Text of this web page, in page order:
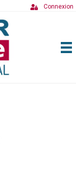
Connexion